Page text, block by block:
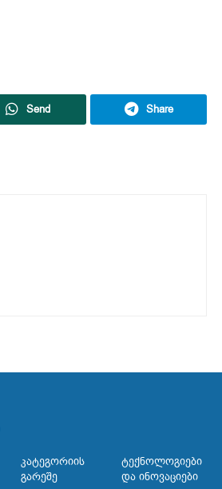
Send Share
Კატეგორიის
Გარეშე
Ტექნოლოგიები
Და Ინოვაციები